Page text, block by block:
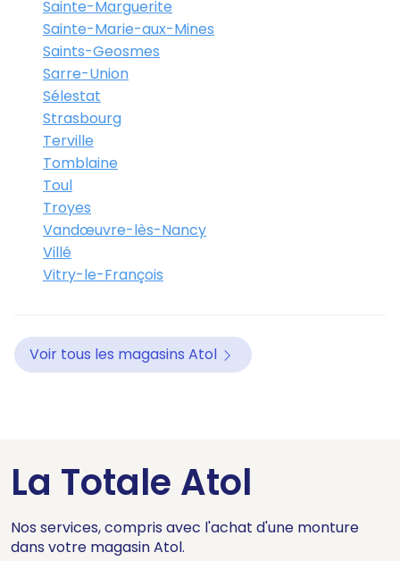
Sainte-Marguerite
Sainte-Marie-aux-Mines
Saints-Geosmes
Sarre-Union
Sélestat
Strasbourg
Terville
Tomblaine
Toul
Troyes
Vandœuvre-lès-Nancy
Villé
Vitry-le-François
Voir tous les magasins Atol
La Totale Atol
Nos services, compris avec l'achat d'une monture
dans votre magasin Atol.